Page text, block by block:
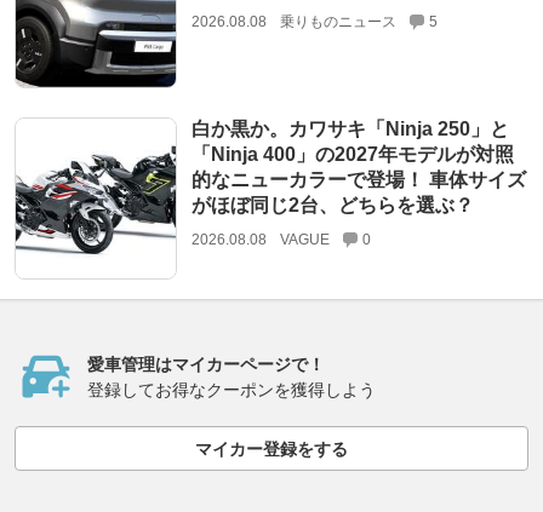
2026.08.08 乗りものニュース 5
白か黒か。カワサキ「Ninja 250」と
「Ninja 400」の2027年モデルが対照
的なニューカラーで登場！ 車体サイズ
がほぼ同じ2台、どちらを選ぶ？
2026.08.08 VAGUE 0
愛車管理はマイカーページで！
登録してお得なクーポンを獲得しよう
マイカー登録をする